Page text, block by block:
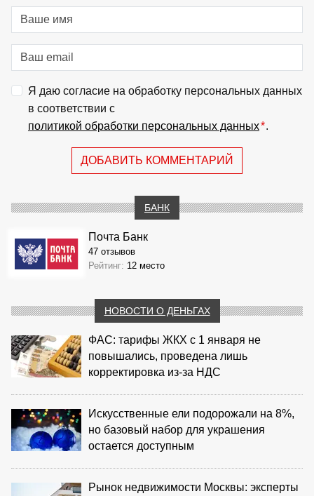
Я даю согласие на обработку персональных данных
в соответствии с
политикой обработки персональных данных*.
ДОБАВИТЬ КОММЕНТАРИЙ
БАНК
Почта Банк
47 отзывов
Рейтинг: 12 место
НОВОСТИ О ДЕНЬГАХ
ФАС: тарифы ЖКХ с 1 января не
повышались, проведена лишь
корректировка из‑за НДС
Искусственные ели подорожали на 8%,
но базовый набор для украшения
остается доступным
Рынок недвижимости Москвы: эксперты